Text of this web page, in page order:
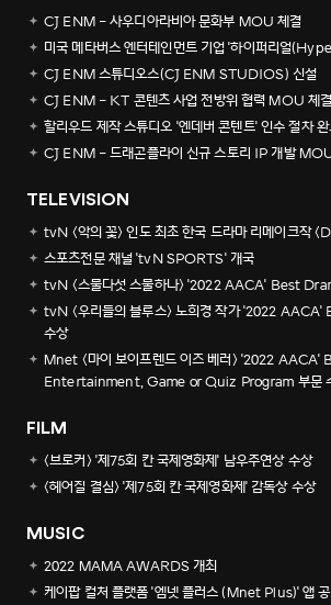
CJ ENM - 사우디아라비아 문화부 MOU 체결
미국 메타버스 엔터테인먼트 기업 '하이퍼리얼
CJ ENM 스튜디오스(CJ ENM STUDIOS) 신설
CJ ENM - KT 콘텐츠 사업 전방위 협력 MOU 체결
할리우드 제작 스튜디오 '엔데버 콘텐트' 인수 절차
CJ ENM - 드래곤플라이 신규 스토리 IP 개발
TELEVISION
tvN <악의 꽃> 인도 최초 한국 드라마 리메이크작
스포츠전문 채널 'tvN SPORTS' 개국
tvN <스물다섯 스물하나> '2022 AACA' Best
tvN <우리들의 블루스> 노희경 작가 '2022
수상
Mnet <마이 보이프렌드 이즈 베러> '2022
Entertainment, Game or Quiz Program 부문
FILM
<브로커> '제75회 칸 국제영화제' 남우주연상 수상
<헤어질 결심> '제75회 칸 국제영화제' 감독상 수상
MUSIC
2022 MAMA AWARDS 개최
케이팝 컬처 플랫폼 '엠넷 플러스 (Mnet Plus)' 앱